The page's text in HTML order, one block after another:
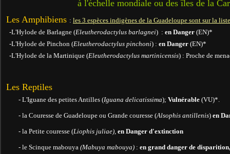
à l'échelle mondiale ou des îles de la
Les Amphibiens : les 3 espèces indigènes de la Guadeloupe sont sur la
-L'Hylode de Barlagne (Eleutherodactylus barlagnei) : en Danger (EN)*
-L'Hylode de Pinchon (Eleutherodactylus pinchoni) : en Danger (EN)*
-L'Hylode de la Martinique (Eleutherodactylus martinicensis) : Proche de
Les Reptiles
- L'Iguane des petites Antilles (Iguana delicatissima); Vulnérable (VU)*.
- la Couresse de Guadeloupe ou Grande couresse (Alsophis antillenis) en
- la Petite couresse (Liophis juliae), en Danger d'extinction
- le Scinque mabouya (Mabuya mabouya) : en grand danger de